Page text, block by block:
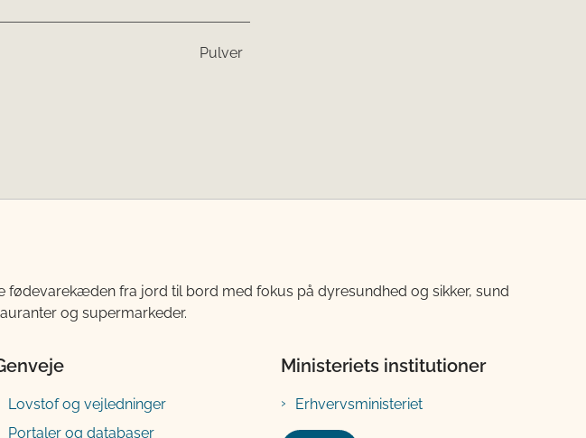
Pulver
fødevarekæden fra jord til bord med fokus på dyresundhed og sikker, sund
og supermarkeder.
Lovstof og vejledninger
Portaler og databaser
Ministeriets institutioner
Erhvervsministeriet